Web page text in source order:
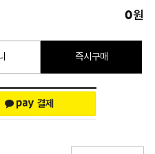
0원
즉시구매